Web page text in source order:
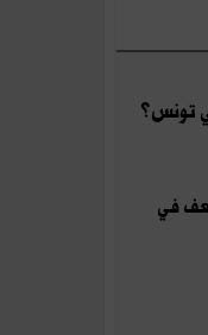
تونس؟
في